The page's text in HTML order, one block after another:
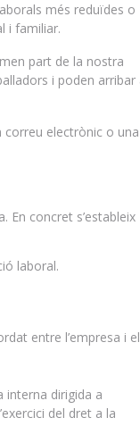
més reduïdes o
i familiar.
part de la nostra
i poden arribar
correu electrònic o una
En concret s’estableix
laboral.
entre l’empresa i
interna dirigida a
del dret a la